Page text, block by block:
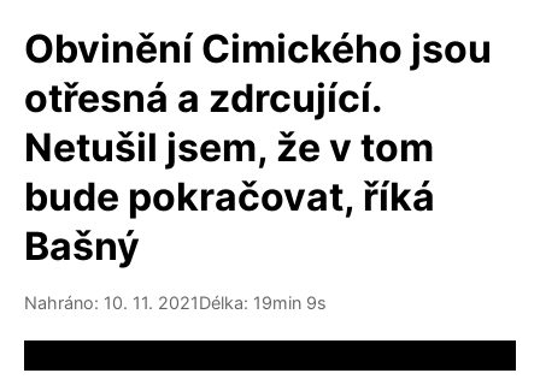
Obvinění Cimického jsou
otřesná a zdrcující.
Netušil jsem, že v tom
bude pokračovat, říká
Bašný
Nahráno: 10. 11. 2021Délka: 19min 9s